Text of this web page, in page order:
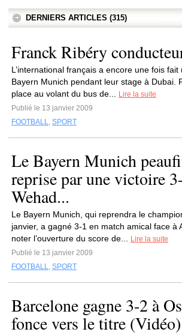
DERNIERS ARTICLES (315)
Franck Ribéry
L’international français a encore une fois
Bayern Munich pendant leur stage à Dubai.
place au volant du bus de...
Lire la suite
Publié le 13 janvier 2009
FOOTBALL, SPORT
Le Bayern Munich
reprise par une victoire
Wehad...
Le Bayern Munich, qui reprendra le
janvier, a gagné 3-1 en match amical face à
noter l’ouverture du score de...
Lire la suite
Publié le 13 janvier 2009
FOOTBALL, SPORT
Barcelone gagne 3-2 à
fonce vers le titre (Vidéo)